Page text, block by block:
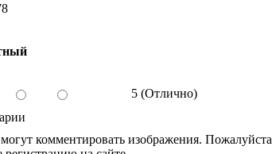
5 (Отлично)
комментировать изображения.